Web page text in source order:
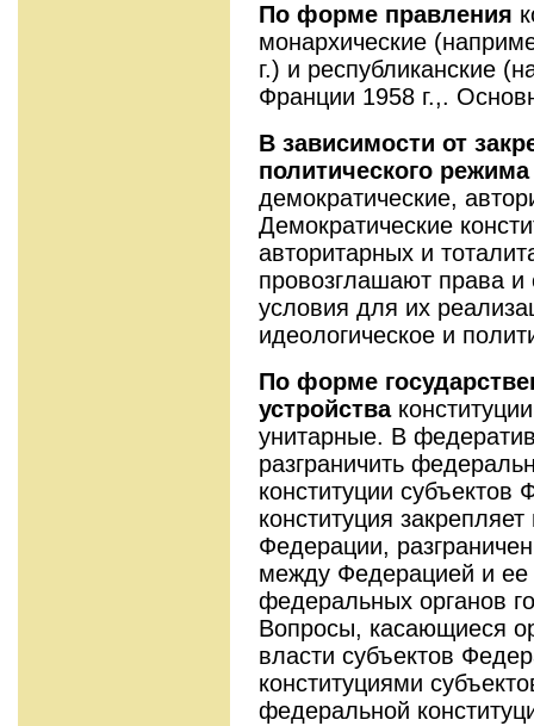
По форме правления
монархические
г.) и республиканские
Франции 1958 г.,.
В зависимости от
политического режима
демократические,
Демократические
авторитарных и
провозглашают права
условия для их
идеологическое и
По форме
устройства
унитарные. В
разграничить
конституции
конституция
Федерации,
между Федерацией и ее
федеральных органов
Вопросы, касающиеся
власти субъектов
конституциями
федеральной